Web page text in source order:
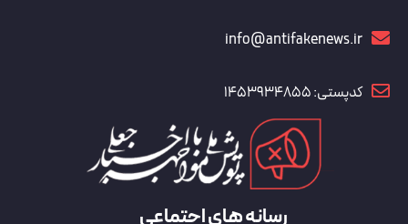
info@antifakenews.ir
کدپستی: 1453934855
رسانه های اجتماعی